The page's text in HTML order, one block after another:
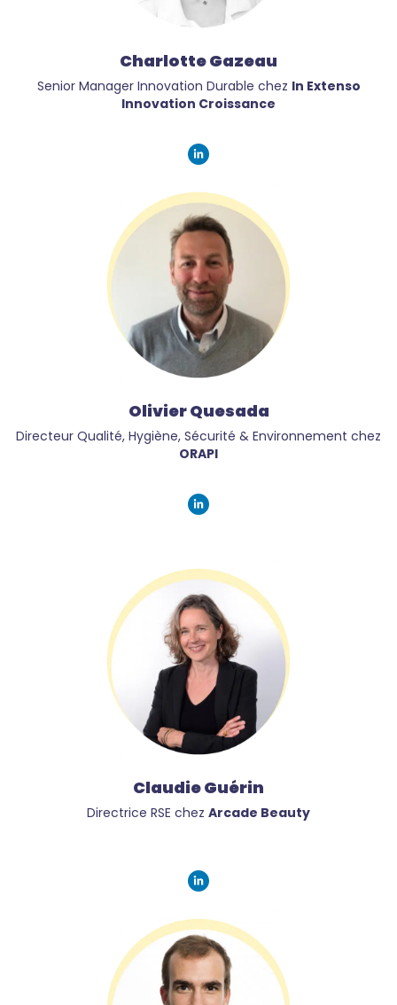
Charlotte Gazeau
Senior Manager Innovation Durable chez In Extenso
Innovation Croissance
Olivier Quesada
Directeur Qualité, Hygiène, Sécurité & Environnement chez
ORAPI
Claudie Guérin
Directrice RSE chez Arcade Beauty